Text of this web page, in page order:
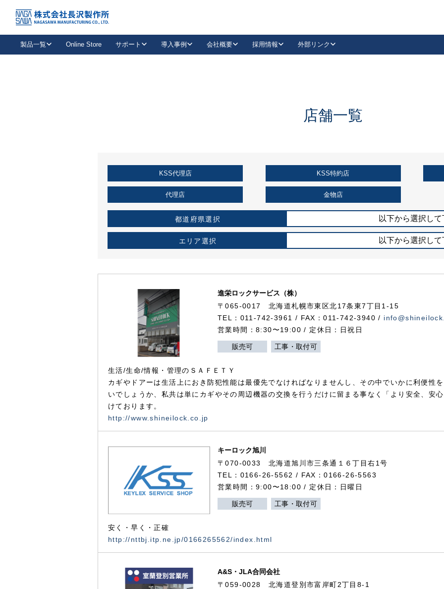
製品一覧
抗ウイルス・抗菌製品
キーレックスを品番からお探しいただけます。
Online Store サポート
取扱店情報
お役立ち情報
導入事例
企業様採用事例
会社概要 採用情報 外部リンク
LinkedIn
KSS加盟店・取扱店情報
店舗一覧
店舗一覧
KSS代理店 KSS特約店
代理店 金物店
都道府県選択 以下から選択し
エリア選択 以下から選択し
進栄ロックサービス（株）
〒065-0017 北海道札幌市東区北17条東7丁目1-15
TEL：011-742-3961 / FAX：011-742-3940 /
営業時間：8:30〜19:00 / 定休日：日祝日
販売可 工事・取付可
生活/生命/情報・管理のＳＡＦＥＴＹ
カギやドアーは生活上におき防犯性能は最優先でなければなりませんし、その中でいかに利便性
いでしょうか、私共は単にカギやその周辺機器の交換を行うだけに留まる事なく「より安全、安
けております。
http://www.shineilock.co.jp
キーロック旭川
〒070-0033 北海道旭川市三条通１６丁目右1号
TEL：0166-26-5562 / FAX：0166-26-5563
営業時間：9:00〜18:00 / 定休日：日曜日
販売可 工事・取付可
安く・早く・正確
http://nttbj.itp.ne.jp/0166265562/index.html
A&S・JLA合同会社
〒059-0028北海道登別市富岸町2丁目 8-1